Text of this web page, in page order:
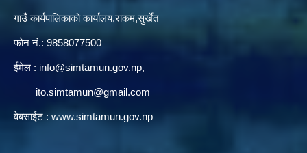
गाउँ कार्यपालिकाको कार्यालय,राकम,सुर्खेत
फोन नं.: 9858077500
ईमेल‌ : info@simtamun.gov.np,
ito.simtamun@gmail.com
वेबसाईट : www.simtamun.gov.np